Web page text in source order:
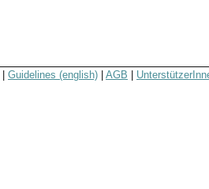
Guidelines (english) AGB